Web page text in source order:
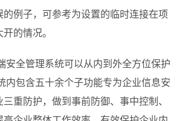
的例子，可参考为设置的临时连接在项
的情况。
安全管理系统可以从内到外全方位保护
内包含五十余个子功能专为企业信息安
重防护，做到事前防御、事中控制、